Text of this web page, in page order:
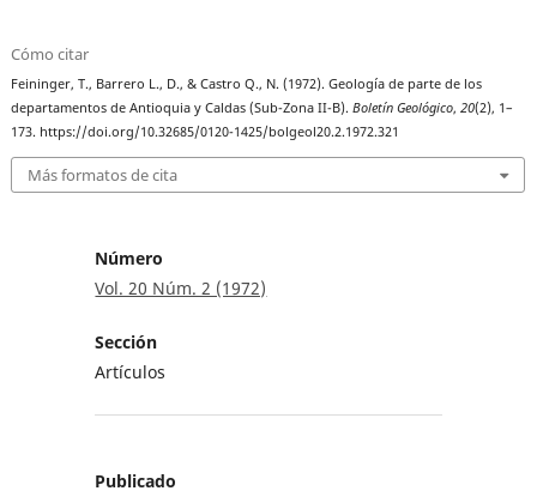
Cómo citar
Feininger, T., Barrero L., D., & Castro Q., N. (1972). Geología de parte de los
departamentos de Antioquia y Caldas (Sub-Zona II-B).Boletín Geológico,20(2), 1–
173. https://doi.org/10.32685/0120-1425/bolgeol20.2.1972.321
Más formatos de cita
Número
Vol. 20 Núm. 2 (1972)
Sección
Artículos
Publicado